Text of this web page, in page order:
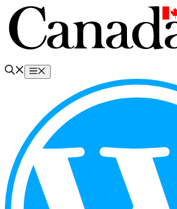
Перейти
содержимому
Меню